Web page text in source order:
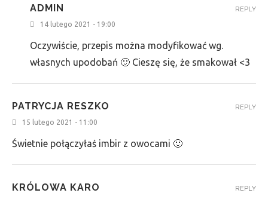
ADMIN
14 lutego 2021 - 19:00
Oczywiście, przepis można modyfikować wg.
własnych upodobań 🙂 Cieszę się, że smakował <3
REPLY
PATRYCJA RESZKO
15 lutego 2021 - 11:00
Świetnie połączyłaś imbir z owocami 🙂
REPLY
KRÓLOWA KARO REPLY